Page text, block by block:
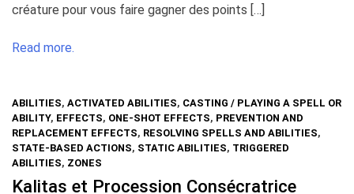
créature pour vous faire gagner des points […]
Read more.
ABILITIES, ACTIVATED ABILITIES, CASTING / PLAYING A SPELL OR
ABILITY, EFFECTS, ONE-SHOT EFFECTS, PREVENTION AND
REPLACEMENT EFFECTS, RESOLVING SPELLS AND ABILITIES,
STATE-BASED ACTIONS, STATIC ABILITIES, TRIGGERED
ABILITIES, ZONES
Kalitas et Procession Consécratrice